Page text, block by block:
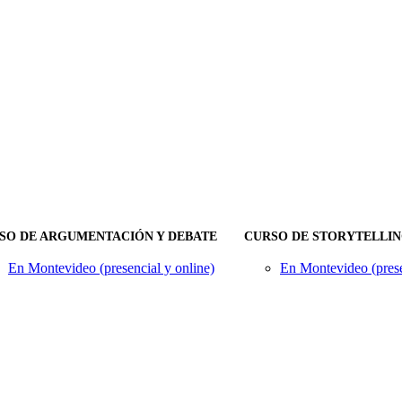
DE ARGUMENTACIÓN Y DEBATE
En Montevideo (presencial y online)
CURSO DE
En Montevideo